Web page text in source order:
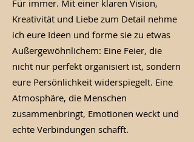
Für immer. Mit einer klaren Vision,
Kreativität und Liebe zum Detail nehme
ich eure Ideen und forme sie zu etwas
Außergewöhnlichem: Eine Feier, die
nicht nur perfekt organisiert ist, sondern
eure Persönlichkeit widerspiegelt. Eine
Atmosphäre, die Menschen
zusammenbringt, Emotionen weckt und
echte Verbindungen schafft.